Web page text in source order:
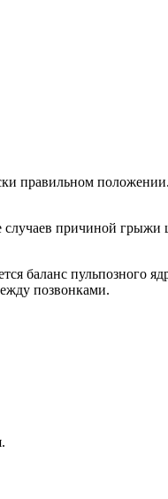
правильном
причиной грыжи
баланс пульпозного
позвонками.